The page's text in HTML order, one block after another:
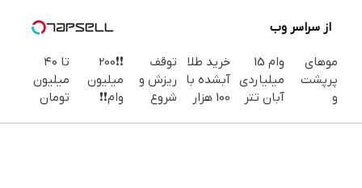
از سراسر وب
موهای
پرپشت
و
وام 15
میلیاردی
آبان تتر
خرید طلا
آبشده با
100 هزار
توقف
ریزش و
شروع
❗❗200
میلیون
وام❗❗
تا ۴۰
میلیون
تومان